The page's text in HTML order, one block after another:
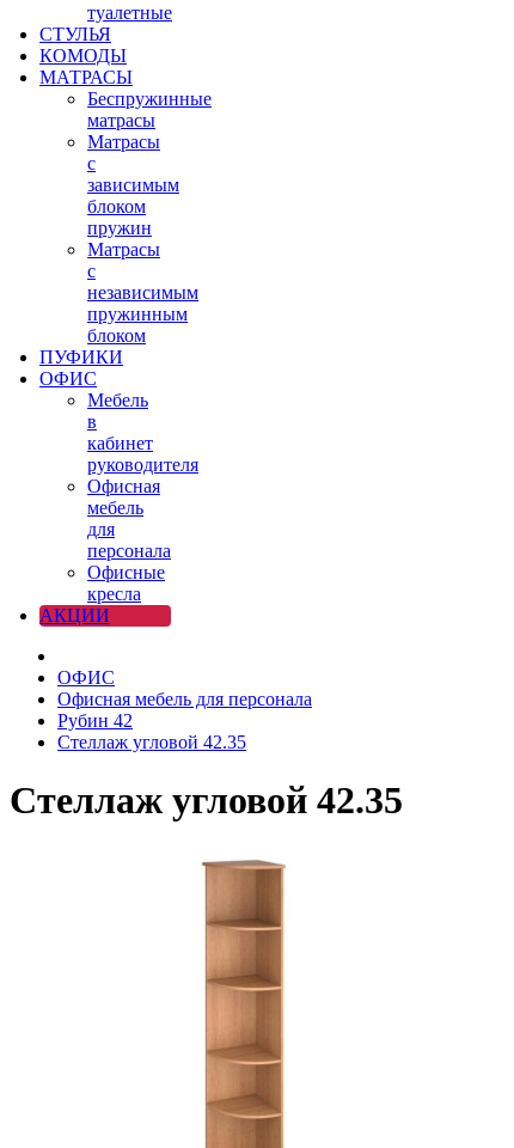
туалетные
СТУЛЬЯ
КОМОДЫ
МАТРАСЫ
Беспружинные
матрасы
Матрасы
с
зависимым
блоком
пружин
Матрасы
с
независимым
пружинным
блоком
ПУФИКИ
ОФИС
Мебель
в
кабинет
руководителя
Офисная
мебель
для
персонала
Офисные
кресла
АКЦИИ
ОФИС
Офисная мебель для персонала
Рубин 42
Стеллаж угловой 42.35
Стеллаж угловой 42.35